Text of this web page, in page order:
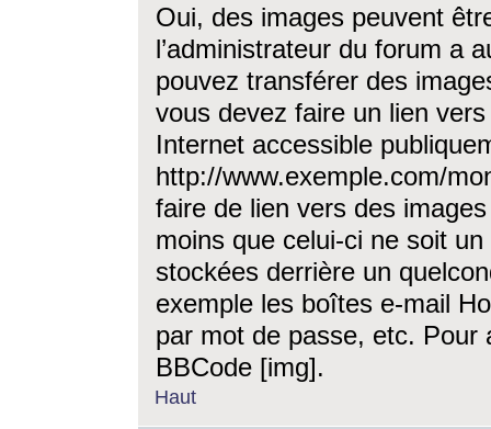
Oui, des images peuvent
l’administrateur du forum a
pouvez transférer des
vous devez faire un lien
Internet accessible
http://www.exemple.com/
faire de lien vers des
moins que celui-ci ne soit
stockées derrière un
exemple les boîtes e-mail
par mot de passe, etc. Pour
BBCode [img].
Haut